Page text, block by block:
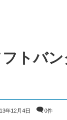
フトバ
年12月4日 0件